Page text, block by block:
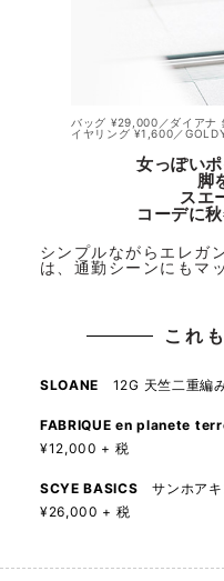
バッグ ¥29,000／ダイアナ
イヤリング ¥1,600／
女っぽい
脚
スエ
コーデに
シンプルながらエレガ
は、通勤シーンにもマ
これ
SLOANE 12G 天竺二重編
FABRIQUE en planete
¥12,000 + 税
SCYE BASICS サンホアキ
¥26,000 + 税